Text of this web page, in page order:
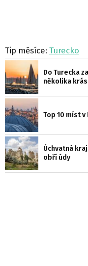
Tip měsíce: Turecko
Do Turecka
několika
Top 10 míst
Úchvatná
obří údy